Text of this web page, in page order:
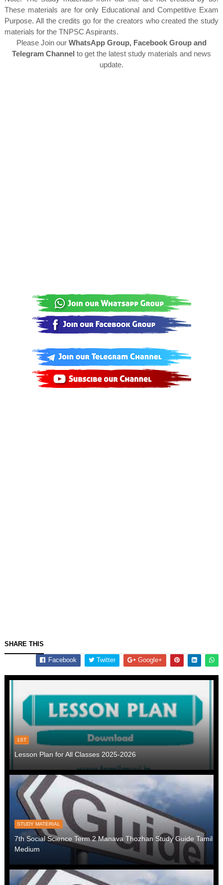
These materials are for only Educational and Competitive Exam
Purpose. All the credits go for the creators who created the study
materials for the TNPSC Aspirants.
Please Join our WhatsApp Group, Facebook Group and
Telegram Channel to get the latest study materials and news
update.
SHARE THIS
Facebook Twitter Google+
1ST
Lesson Plan for All Classes 2025-2026
STUDY MATERIAL
7th Social Science Term 2 Manava Thozhan Study Guide Tamil
Medium